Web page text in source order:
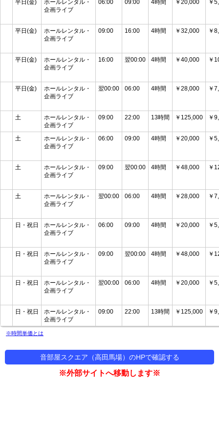
平日(金)
ホールレンタル・
企画ライブ
06:00 09:00 4時間 ￥20,000 ￥
平日(金)
ホールレンタル・
企画ライブ
09:00 16:00 4時間 ￥32,000 ￥
平日(金)
ホールレンタル・
企画ライブ
16:00 翌00:00 4時間 ￥40,000 ￥
平日(金)
ホールレンタル・
企画ライブ
翌00:00 06:00 4時間 ￥28,000 ￥
土
ホールレンタル・
企画ライブ
09:00 22:00 13時間 ￥125,000 ￥
土
ホールレンタル・
企画ライブ
06:00 09:00 4時間 ￥20,000 ￥
土
ホールレンタル・
企画ライブ
09:00 翌00:00 4時間 ￥48,000 ￥
土
ホールレンタル・
企画ライブ
翌00:00 06:00 4時間 ￥28,000 ￥
日・祝日
ホールレンタル・
企画ライブ
06:00 09:00 4時間 ￥20,000 ￥
日・祝日
ホールレンタル・
企画ライブ
09:00 翌00:00 4時間 ￥48,000 ￥
日・祝日
ホールレンタル・
企画ライブ
翌00:00 06:00 4時間 ￥20,000 ￥
日・祝日
ホールレンタル・
企画ライブ
09:00 22:00 13時間 ￥125,000 ￥
※時間単価とは
音部屋スクエア（高田馬場）のHPで確認する
※外部サイトへ移動します※